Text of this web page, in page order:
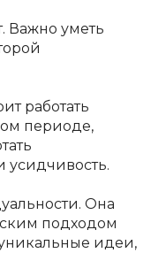
Важно уметь
работать
периоде,
Она
подходом
идеи,